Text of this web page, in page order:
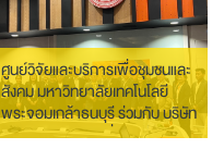
ศูนย์วิจัยและบริการเพื่อชุมชนและ
สังคม มหาวิทยาลัยเทคโนโลยี
พระจอมเกล้าธนบุรี ร่วมกับ บริษัท
เทิร์นคีย์ คอมมูนิเคชั่น เซอร์วิส